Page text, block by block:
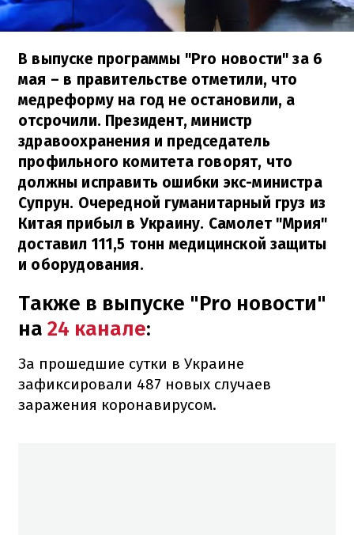
В выпуске программы "Pro новости" за 6
мая – в правительстве отметили, что
медреформу на год не остановили, а
отсрочили. Президент, министр
здравоохранения и председатель
профильного комитета говорят, что
должны исправить ошибки экс-министра
Супрун. Очередной гуманитарный груз из
Китая прибыл в Украину. Самолет "Мрия"
доставил 111,5 тонн медицинской защиты
и оборудования.
Также в выпуске "Pro новости"
на 24 канале:
За прошедшие сутки в Украине
зафиксировали 487 новых случаев
заражения коронавирусом.